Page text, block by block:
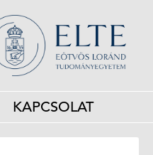
KAPCSOLAT